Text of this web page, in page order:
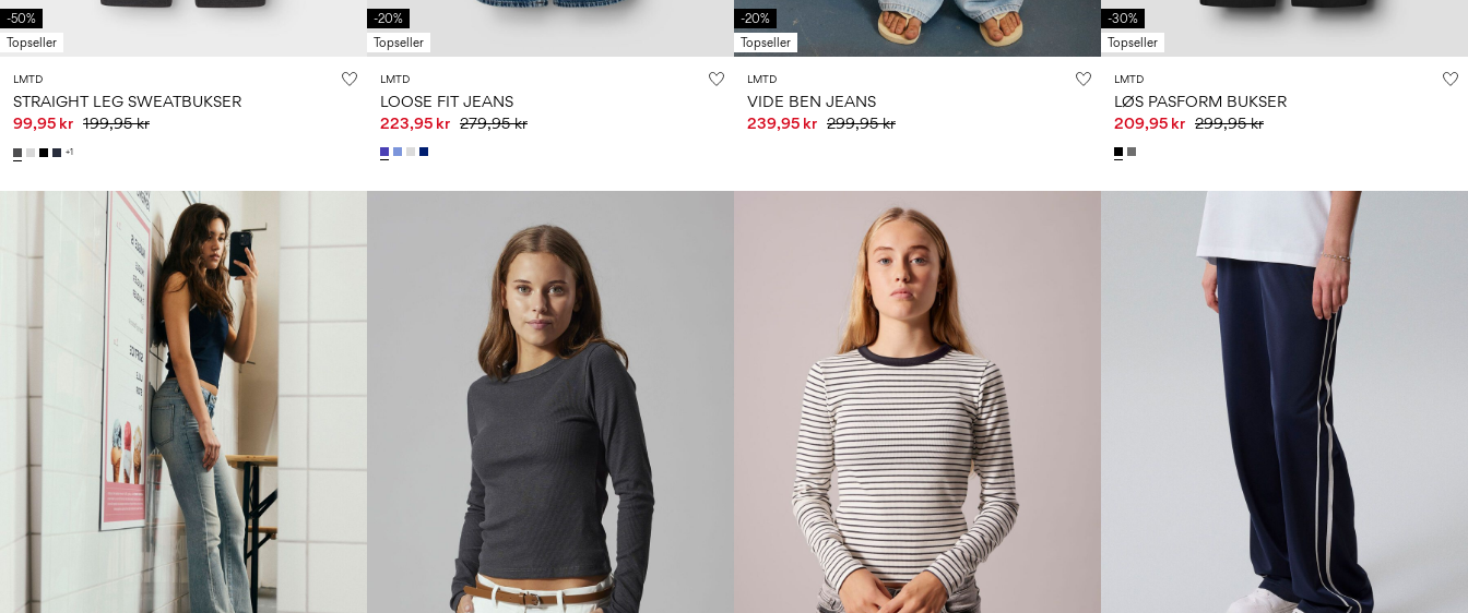
-50%
Topseller
LMTD
STRAIGHT LEG SWEATBUKSER
99,95 kr 199,95 kr
+1
-20%
Topseller
LMTD
LOOSE FIT JEANS
223,95 kr 279,95 kr
-20%
Topseller
LMTD
VIDE BEN JEANS
239,95 kr 299,95 kr
-30%
Topseller
LMTD
LØS PASFORM BUKSER
209,95 kr 299,95 kr